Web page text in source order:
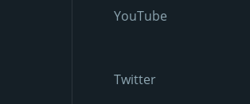
YouTube
Twitter